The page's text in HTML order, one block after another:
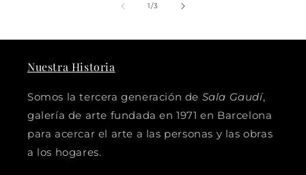
1/de
3
Nuestra Historia
Somos la tercera generación de Sala Gaudí,
galería de arte fundada en 1971 en Barcelona
para acercar el arte a las personas y las obras
a los hogares.